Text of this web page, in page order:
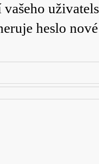
vašeho
heslo